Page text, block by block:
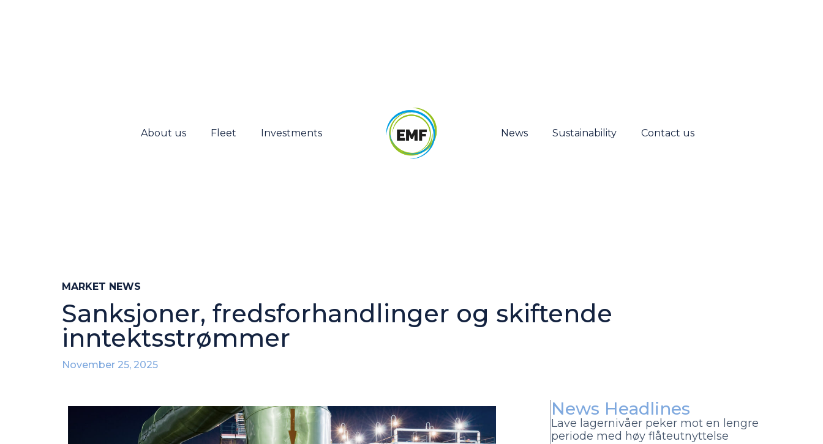
About us Fleet Investments News Sustainability Contact us
MARKET NEWS
Sanksjoner, fredsforhandlinger og skiftende
inntektsstrømmer
November 25, 2025
News Headlines
Lave lagernivåer peker mot en lengre
periode med høy flåteutnyttelse